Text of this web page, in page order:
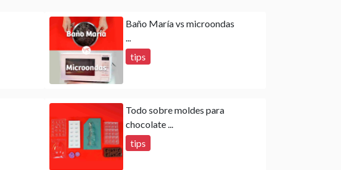
Baño María vs microondas
...
tips
Todo sobre moldes para
chocolate ...
tips